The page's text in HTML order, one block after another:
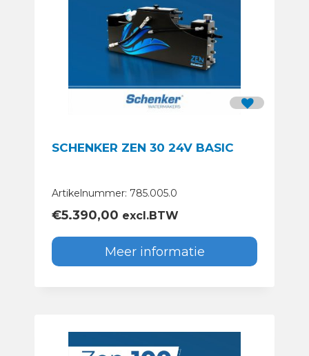
SCHENKER ZEN 30 24V BASIC
Artikelnummer: 785.005.0
€5.390,00 excl.BTW
Meer informatie